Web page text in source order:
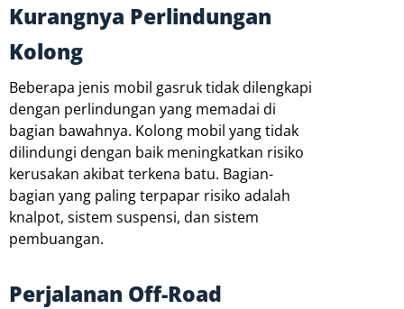
Kurangnya Perlindungan
Kolong
Beberapa jenis mobil gasruk tidak dilengkapi
dengan perlindungan yang memadai di
bagian bawahnya. Kolong mobil yang tidak
dilindungi dengan baik meningkatkan risiko
kerusakan akibat terkena batu. Bagian-
bagian yang paling terpapar risiko adalah
knalpot, sistem suspensi, dan sistem
pembuangan.
Perjalanan Off-Road